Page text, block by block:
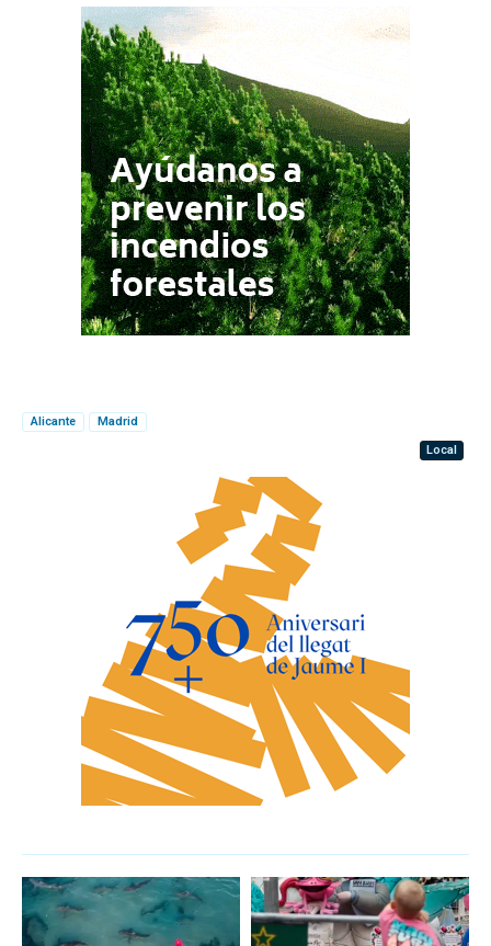
Alicante
Madrid
Local